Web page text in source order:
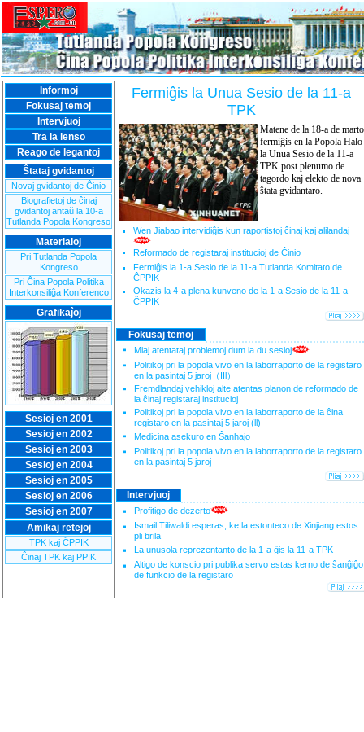
Informoj
Fokusaj temoj
Intervjuoj
Tra la lenso
Reago de legantoj
Ŝtataj gvidantoj
Novaj gvidantoj de Ĉinio
Biografietoj de ĉinaj
gvidantoj antaŭ la 10-a
Tutlanda Popola Kongreso
Materialoj
Pri Tutlanda Popola
Kongreso
Pri Ĉina Popola Politika
Interkonsiliĝa Konferenco
Grafikaĵoj
Sesioj en 2001
Sesioj en 2002
Sesioj en 2003
Sesioj en 2004
Sesioj en 2005
Sesioj en 2006
Sesioj en 2007
Amikaj retejoj
TPK kaj ĈPPIK
Ĉinaj TPK kaj PPIK
Fermiĝis la Unua Sesio de la 11-a
TPK
Matene de la 18-a de marto
fermiĝis en la Popola Halo
la Unua Sesio de la 11-a
TPK post plenumo de
tagordo kaj elekto de nova
ŝtata gvidantaro.
Wen Jiabao intervidiĝis kun raportistoj ĉinaj kaj alilandaj
Reformado de registaraj institucioj de Ĉinio
Fermiĝis la 1-a Sesio de la 11-a Tutlanda Komitato de
ĈPPIK
Okazis la 4-a plena kunveno de la 1-a Sesio de la 11-a
ĈPPIK
Fokusaj temoj
Miaj atentataj problemoj dum la du sesioj
Politikoj pri la popola vivo en la laborraporto de la registaro
en la pasintaj 5 jaroj（IIl）
Fremdlandaj vehikloj alte atentas planon de reformado de
la ĉinaj registaraj institucioj
Politikoj pri la popola vivo en la laborraporto de la ĉina
registaro en la pasintaj 5 jaroj (ll)
Medicina asekuro en Ŝanhajo
Politikoj pri la popola vivo en la laborraporto de la registaro
en la pasintaj 5 jaroj
Intervjuoj
Profitigo de dezerto
Ismail Tiliwaldi esperas, ke la estonteco de Xinjiang estos
pli brila
La unusola reprezentanto de la 1-a ĝis la 11-a TPK
Altigo de konscio pri publika servo estas kerno de ŝanĝiĝo
de funkcio de la registaro